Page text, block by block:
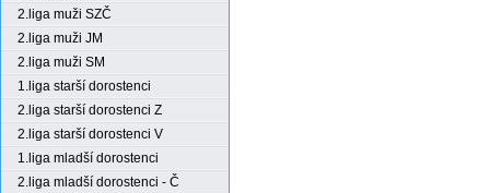
2.liga muži SZČ
2.liga muži JM
2.liga muži SM
1.liga starší dorostenci
2.liga starší dorostenci Z
2.liga starší dorostenci V
1.liga mladší dorostenci
2.liga mladší dorostenci - Č